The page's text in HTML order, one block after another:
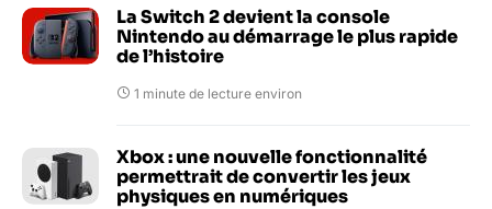
La Switch 2 devient la console
Nintendo au démarrage le plus rapide
de l’histoire
1 minute de lecture environ
Xbox : une nouvelle fonctionnalité
permettrait de convertir les jeux
physiques en numériques